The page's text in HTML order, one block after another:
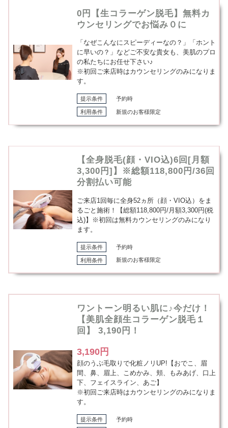
0円【生コラーゲン脱毛】無料カ
ウンセリングでお悩み０に
「なぜこんなにスピーディーなの？」「ホント
に早いの？」などご不安な貴女も、美肌のプロ
の私たちにお任せ下さい♪
※初回ご来店時はカウンセリングのみになりま
す。
提示条件 予約時
利用条件 新規のお客様限定
【全身脱毛(顔・VIO込)6回[月額
3,300円]】※総額118,800円/36回
分割払い可能
ご来店1回毎に全身52ヵ所（顔・VIO込）をま
るごと施術！【総額118,800円/月額3,300円(税
込)】※初回は無料カウンセリングのみになり
ます。
提示条件 予約時
利用条件 新規のお客様限定
ワントーン明るい肌に♪今だけ！
【美肌全顔生コラーゲン脱毛１
回】 3,190円！
3,190円
顔のうぶ毛取りで化粧ノリUP!【おでこ、眉
間、鼻、眉上、こめかみ、頬、もみあげ、口上
下、フェイスライン、あご】
※初回ご来店時はカウンセリングのみになりま
す。
提示条件 予約時